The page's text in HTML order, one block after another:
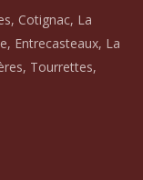
Cotignac, La
Entrecasteaux, La
Tourrettes,